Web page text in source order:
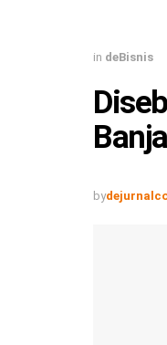
in deBisnis
by